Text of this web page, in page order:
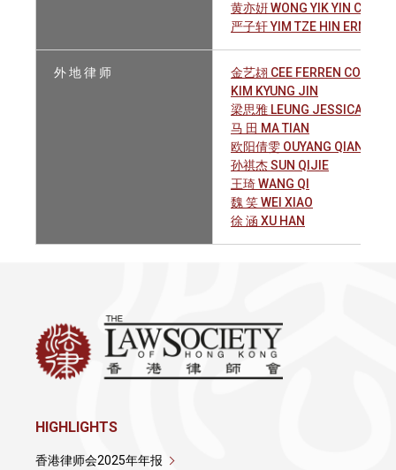
黄亦姸 WONG YIK YIN CATHIE
严子轩 YIM TZE HIN ERNEST
外 地 律 师
金艺翃 CEE FERREN
KIM KYUNG JIN
梁思雅 LEUNG JESSICA SEE-
马 田 MA TIAN
欧阳倩雯 OUYANG QIANWEN
孙祺杰 SUN QIJIE
王琦 WANG QI
魏 笑 WEI XIAO
徐 涵 XU HAN
HIGHLIGHTS
香港律师会2025年年报